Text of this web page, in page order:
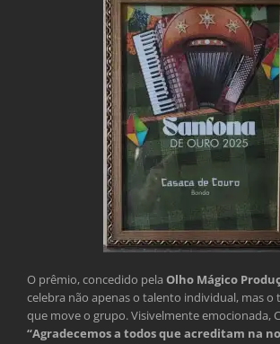
O prêmio, concedido pela Olho Mágico
celebra não apenas o talento individual, mas o
que move o grupo. Visivelmente emocionada,
“Agradecemos a todos que acreditam na